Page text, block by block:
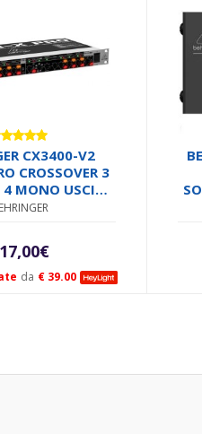
da € 39.00
su 5
CX3400-V2
CROSSOVER 3
4 MONO USCITA
€